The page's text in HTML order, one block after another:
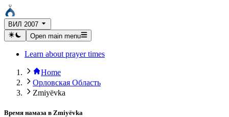
ВИЛ 2007
Open main menu
Learn about prayer times
Home
Орловская Область
Zmiyëvka
Время намаза в Zmiyëvka